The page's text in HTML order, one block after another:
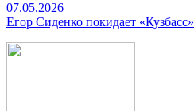
07.05.2026
Егор Сиденко покидает «Кузбасс»